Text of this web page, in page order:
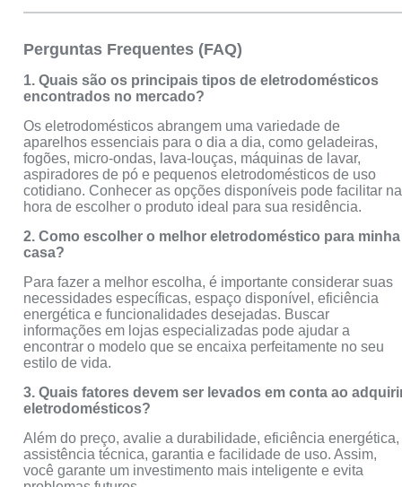
Perguntas Frequentes (FAQ)
1. Quais são os principais tipos de eletrodomésticos
encontrados no mercado?
Os eletrodomésticos abrangem uma variedade de
aparelhos essenciais para o dia a dia, como geladeiras,
fogões, micro-ondas, lava-louças, máquinas de lavar,
aspiradores de pó e pequenos eletrodomésticos de uso
cotidiano. Conhecer as opções disponíveis pode facilitar na
hora de escolher o produto ideal para sua residência.
2. Como escolher o melhor eletrodoméstico para minha
casa?
Para fazer a melhor escolha, é importante considerar suas
necessidades específicas, espaço disponível, eficiência
energética e funcionalidades desejadas. Buscar
informações em lojas especializadas pode ajudar a
encontrar o modelo que se encaixa perfeitamente no seu
estilo de vida.
3. Quais fatores devem ser levados em conta ao
eletrodomésticos?
Além do preço, avalie a durabilidade, eficiência energética,
assistência técnica, garantia e facilidade de uso. Assim,
você garante um investimento mais inteligente e evita